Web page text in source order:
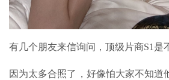
有几个朋友来信询问，顶级片商S1是
因为太多合照了，好像怕大家不知道